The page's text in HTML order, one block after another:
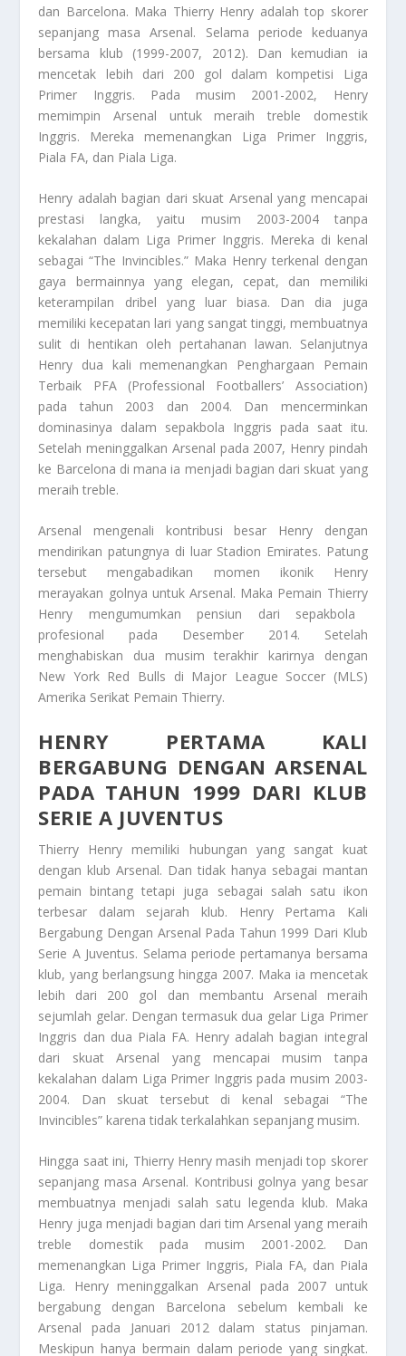
dan Barcelona. Maka Thierry Henry adalah top skorer
sepanjang masa Arsenal. Selama periode keduanya
bersama klub (1999-2007, 2012). Dan kemudian ia
mencetak lebih dari 200 gol dalam kompetisi Liga
Primer Inggris. Pada musim 2001-2002, Henry
memimpin Arsenal untuk meraih treble domestik
Inggris. Mereka memenangkan Liga Primer Inggris,
Piala FA, dan Piala Liga.
Henry adalah bagian dari skuat Arsenal yang mencapai
prestasi langka, yaitu musim 2003-2004 tanpa
kekalahan dalam Liga Primer Inggris. Mereka di kenal
sebagai “The Invincibles.” Maka Henry terkenal dengan
gaya bermainnya yang elegan, cepat, dan memiliki
keterampilan dribel yang luar biasa. Dan dia juga
memiliki kecepatan lari yang sangat tinggi, membuatnya
sulit di hentikan oleh pertahanan lawan. Selanjutnya
Henry dua kali memenangkan Penghargaan Pemain
Terbaik PFA (Professional Footballers’ Association)
pada tahun 2003 dan 2004. Dan mencerminkan
dominasinya dalam sepakbola Inggris pada saat itu.
Setelah meninggalkan Arsenal pada 2007, Henry pindah
ke Barcelona di mana ia menjadi bagian dari skuat yang
meraih treble.
Arsenal mengenali kontribusi besar Henry dengan
mendirikan patungnya di luar Stadion Emirates. Patung
tersebut mengabadikan momen ikonik Henry
merayakan golnya untuk Arsenal. Maka Pemain Thierry
Henry mengumumkan pensiun dari sepakbola
profesional pada Desember 2014. Setelah
menghabiskan dua musim terakhir karirnya dengan
New York Red Bulls di Major League Soccer (MLS)
Amerika Serikat Pemain Thierry.
HENRY PERTAMA KALI
BERGABUNG DENGAN ARSENAL
PADA TAHUN 1999 DARI KLUB
SERIE A JUVENTUS
Thierry Henry memiliki hubungan yang sangat kuat
dengan klub Arsenal. Dan tidak hanya sebagai mantan
pemain bintang tetapi juga sebagai salah satu ikon
terbesar dalam sejarah klub.
Henry Pertama Kali
Bergabung Dengan Arsenal Pada Tahun 1999 Dari Klub
Serie A Juventus. Selama periode pertamanya bersama
klub, yang berlangsung hingga 2007. Maka ia mencetak
lebih dari 200 gol dan membantu Arsenal meraih
sejumlah gelar. Dengan termasuk dua gelar Liga Primer
Inggris dan dua Piala FA. Henry adalah bagian integral
dari skuat Arsenal yang mencapai musim tanpa
kekalahan dalam Liga Primer Inggris pada musim 2003-
2004. Dan skuat tersebut di kenal sebagai “The
Invincibles” karena tidak terkalahkan sepanjang musim.
Hingga saat ini, Thierry Henry masih menjadi top skorer
sepanjang masa Arsenal. Kontribusi golnya yang besar
membuatnya menjadi salah satu legenda klub. Maka
Henry juga menjadi bagian dari tim Arsenal yang meraih
treble domestik pada musim 2001-2002. Dan
memenangkan Liga Primer Inggris, Piala FA, dan Piala
Liga. Henry meninggalkan Arsenal pada 2007 untuk
bergabung dengan Barcelona sebelum kembali ke
Arsenal pada Januari 2012 dalam status pinjaman.
Meskipun hanya bermain dalam periode yang singkat.